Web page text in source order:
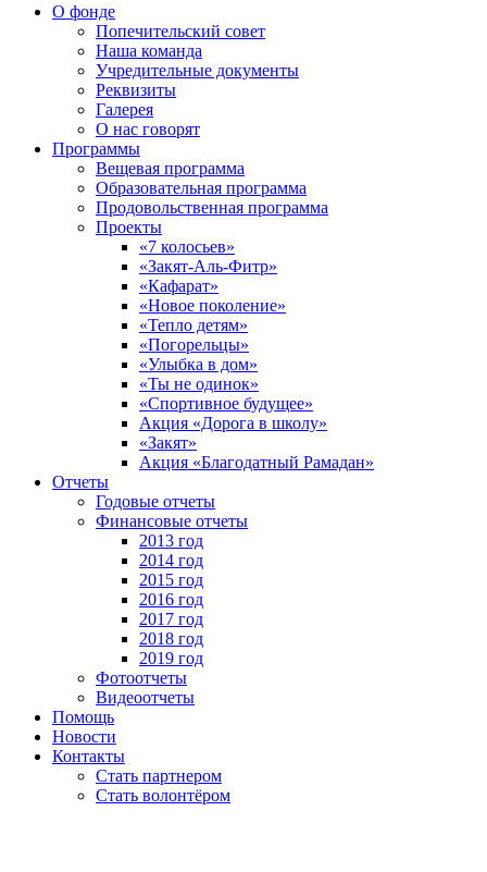
О фонде
Попечительский совет
Наша команда
Учредительные документы
Реквизиты
Галерея
О нас говорят
Программы
Вещевая программа
Образовательная программа
Продовольственная программа
Проекты
«7 колосьев»
«Закят-Аль-Фитр»
«Кафарат»
«Новое поколение»
«Тепло детям»
«Погорельцы»
«Улыбка в дом»
«Ты не одинок»
«Спортивное будущее»
Акция «Дорога в школу»
«Закят»
Акция «Благодатный Рамадан»
Отчеты
Годовые отчеты
Финансовые отчеты
2013 год
2014 год
2015 год
2016 год
2017 год
2018 год
2019 год
Фотоотчеты
Видеоотчеты
Помощь
Новости
Контакты
Стать партнером
Стать волонтёром